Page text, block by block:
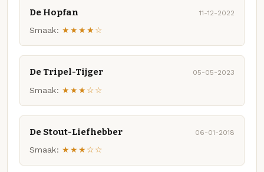
De Hopfan 11-12-2022
Smaak: ★★★★☆
De Tripel-Tijger 05-05-2023
Smaak: ★★★☆☆
De Stout-Liefhebber 06-01-2018
Smaak: ★★★☆☆